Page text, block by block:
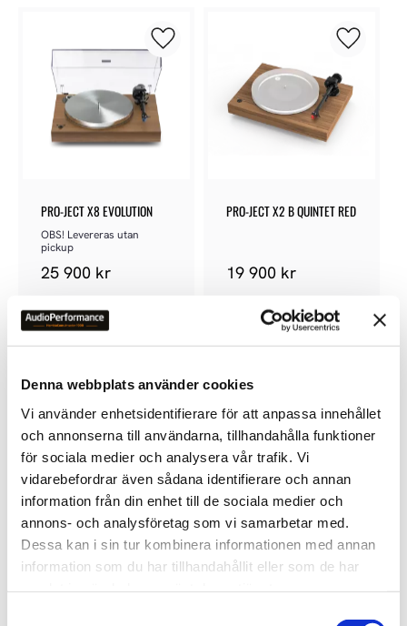
Denna webbplats använder cookies
Vi använder enhetsidentifierare för att anpassa innehållet
och annonserna till användarna, tillhandahålla funktioner
för sociala medier och analysera vår trafik. Vi
vidarebefordrar även sådana identifierare och annan
information från din enhet till de sociala medier och
annons- och analysföretag som vi samarbetar med.
Dessa kan i sin tur kombinera informationen med annan
information som du har tillhandahållit eller som de har
PRO-JECT X8 EVOLUTION
OBS! Levereras utan
pickup
25 900 kr
Lägg till i favoriter
PRO-JECT X2 B QUINTET RED
19 900 kr
Lägg till
PRO-JECT X1 B
Lägg till i favoriter